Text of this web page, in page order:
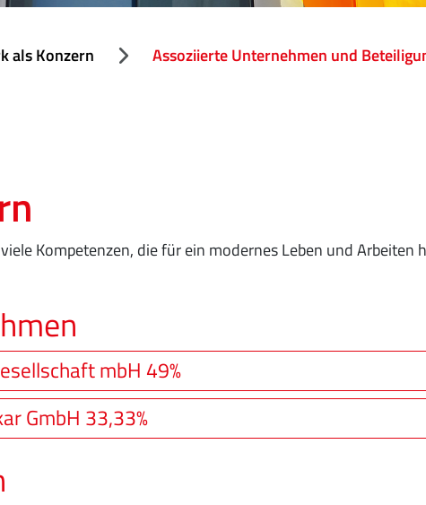
als Konzern Assoziierte Unternehmen und
Kompetenzen, die für ein modernes Leben und Arbeiten
mbH 49%
GmbH 33,33%